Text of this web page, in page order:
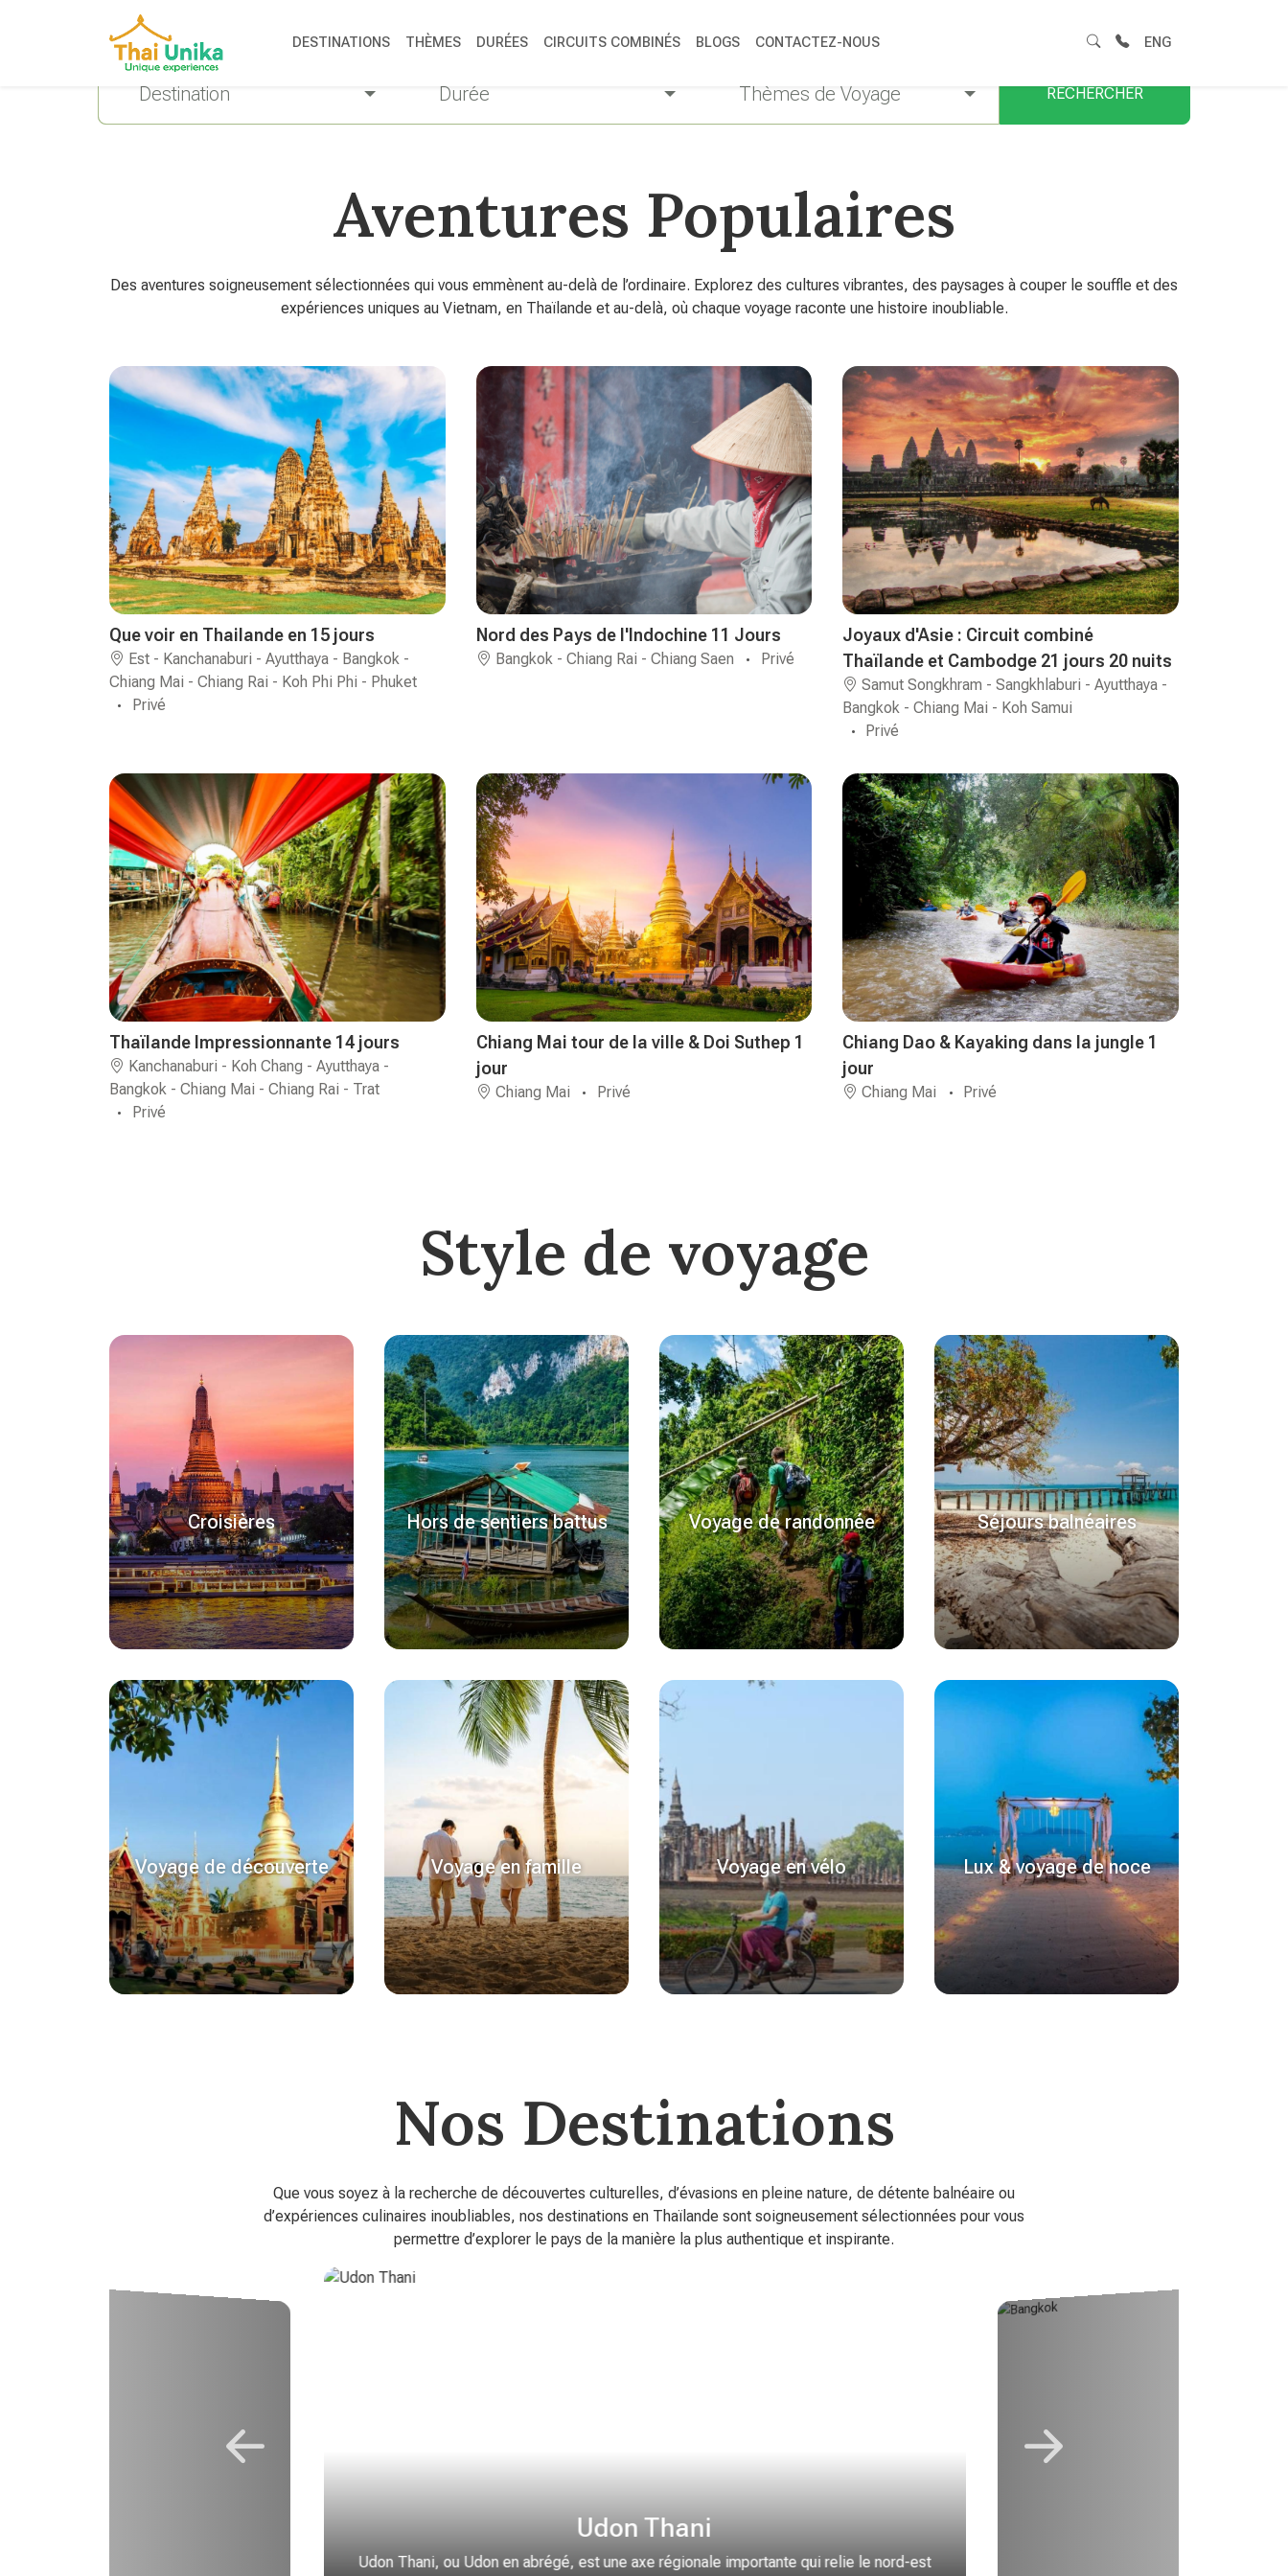
DESTINATIONS THÈMES DURÉES CIRCUITS COMBINÉS BLOGS CONTACTEZ-NOUS ENG
Destination Durée Thèmes de Voyage RECHERCHER
Aventures Populaires
Des aventures soigneusement sélectionnées qui vous emmènent au-delà de l’ordinaire. Explorez des cultures vibrantes, des paysages à couper le souffle et des
expériences uniques au Vietnam, en Thaïlande et au-delà, où chaque voyage raconte une histoire inoubliable.
Que voir en Thailande en 15 jours
Est - Kanchanaburi - Ayutthaya - Bangkok -
Chiang Mai - Chiang Rai - Koh Phi Phi - Phuket
Privé
Nord des Pays de l'Indochine 11 Jours
Bangkok - Chiang Rai - Chiang Saen Privé
Joyaux d'Asie : Circuit combiné
Thaïlande et Cambodge 21 jours 20 nuits
Samut Songkhram - Sangkhlaburi - Ayutthaya -
Bangkok - Chiang Mai - Koh Samui
Privé
Thaïlande Impressionnante 14 jours
Kanchanaburi - Koh Chang - Ayutthaya -
Bangkok - Chiang Mai - Chiang Rai - Trat
Privé
Chiang Mai tour de la ville & Doi Suthep 1
jour
Chiang Mai Privé
Chiang Dao & Kayaking dans la jungle 1
jour
Chiang Mai Privé
Style de voyage
Croisières Hors de sentiers battus Voyage de randonnée Séjours balnéaires
Voyage de découverte Voyage en famille Voyage en vélo Lux & voyage de noce
Nos Destinations
Que vous soyez à la recherche de découvertes culturelles, d’évasions en pleine nature, de détente balnéaire ou
d’expériences culinaires inoubliables, nos destinations en Thaïlande sont soigneusement sélectionnées pour vous
permettre d’explorer le pays de la manière la plus authentique et inspirante.
Udon Thani
Udon Thani, ou Udon en abrégé, est une axe régionale importante qui relie le nord-est